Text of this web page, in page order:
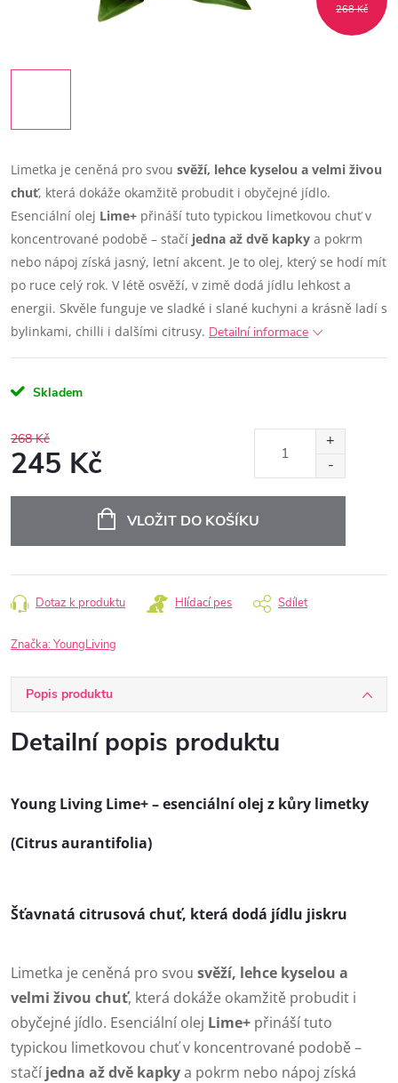
268 Kč
Limetka je ceněná pro svou svěží, lehce kyselou a velmi živou
chuť, která dokáže okamžitě probudit i obyčejné jídlo.
Esenciální olej Lime+ přináší tuto typickou limetkovou chuť v
koncentrované podobě – stačí jedna až dvě kapky a pokrm
nebo nápoj získá jasný, letní akcent. Je to olej, který se hodí mít
po ruce celý rok. V létě osvěží, v zimě dodá jídlu lehkost a
energii. Skvěle funguje ve sladké i slané kuchyni a krásně ladí s
bylinkami, chilli i dalšími citrusy. Detailní informace
Skladem
268 Kč
245 Kč
VLOŽIT DO KOŠÍKU
Dotaz k produktu Hlídací pes Sdílet
Značka:YoungLiving
Popis produktu
Detailní popis produktu
Young Living Lime+ – esenciální olej z kůry limetky
(Citrus aurantifolia)
Šťavnatá citrusová chuť, která dodá jídlu jiskru
Limetka je ceněná pro svou svěží, lehce kyselou a
velmi živou chuť, která dokáže okamžitě probudit i
obyčejné jídlo. Esenciální olej Lime+ přináší tuto
typickou limetkovou chuť v koncentrované podobě –
stačí jedna až dvě kapkya pokrm nebo nápoj získá